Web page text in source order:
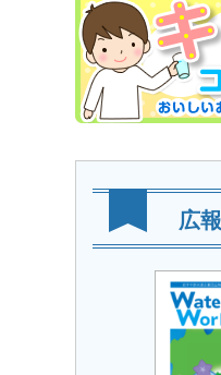
広